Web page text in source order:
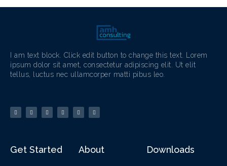
I am text block. Click edit button to change this text. Lorem
ipsum dolor sit amet, consectetur adipiscing elit. Ut elit
tellus, luctus nec ullamcorper matti pibus leo.
Get Started About Downloads